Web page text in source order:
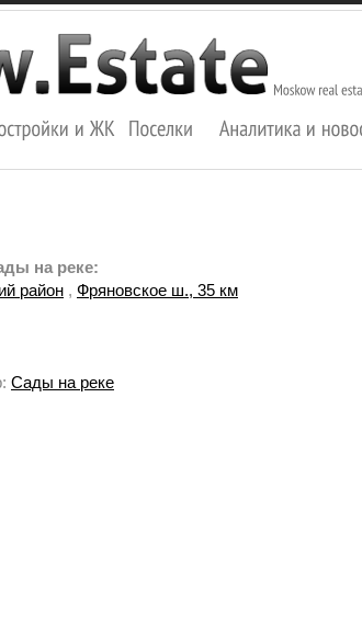
на реке:
район , Фряновское ш., 35 км
Сады на реке